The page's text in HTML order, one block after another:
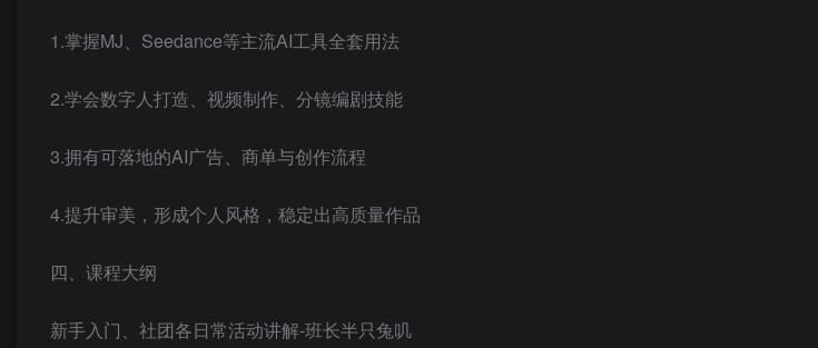
1.掌握MJ、Seedance等主流AI工具全套用法
2.学会数字人打造、视频制作、分镜编剧技能
3.拥有可落地的AI广告、商单与创作流程
4.提升审美，形成个人风格，稳定出高质量作品
四、课程大纲
新手入门、社团各日常活动讲解-班长半只兔叽